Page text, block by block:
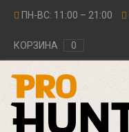
ПН-ВС: 11:00 – 21:00
КОРЗИНА 0